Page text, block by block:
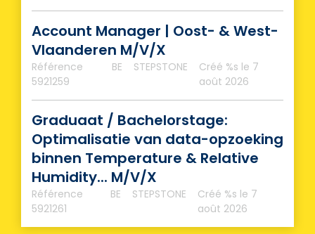
Account Manager | Oost- & West-
Vlaanderen M/V/X
Référence
5921259
BE STEPSTONE Créé %s le 7
août 2026
Graduaat / Bachelorstage:
Optimalisatie van data-opzoeking
binnen Temperature & Relative
Humidity... M/V/X
Référence
5921261
BE STEPSTONE Créé %s le 7
août 2026